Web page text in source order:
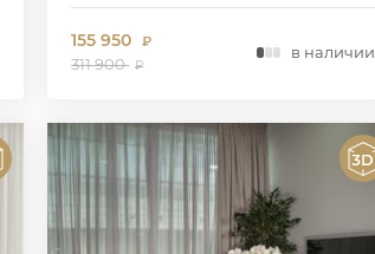
155 950 ₽
311 900 ₽
в наличии